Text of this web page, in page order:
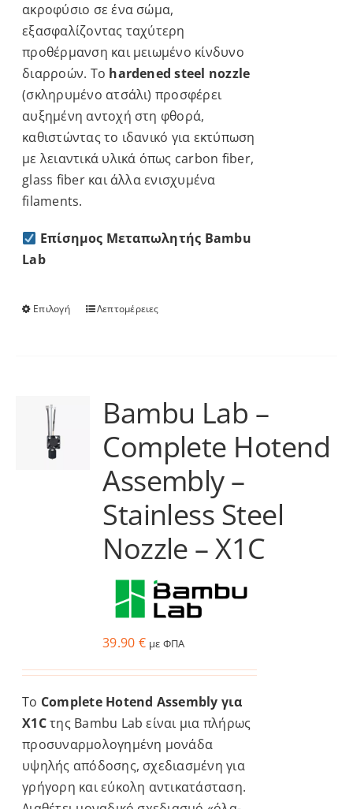
ακροφύσιο σε ένα σώμα,
εξασφαλίζοντας ταχύτερη
προθέρμανση και μειωμένο κίνδυνο
διαρροών. Το hardened steel nozzle
(σκληρυμένο ατσάλι) προσφέρει
αυξημένη αντοχή στη φθορά,
καθιστώντας το ιδανικό για εκτύπωση
με λειαντικά υλικά όπως carbon fiber,
glass fiber και άλλα ενισχυμένα
filaments.
Επίσημος Μεταπωλητής Bambu
Lab
Επιλογή
Αυτό
παραλλαγές.
επιλογές
μπορούν
επιλεγούν
στη
προϊόντος
Λεπτομέρειες
Bambu Lab –
Complete Hotend
Assembly –
Stainless Steel
Nozzle – X1C
39.90 € με ΦΠΑ
Το Complete Hotend Assembly για
X1Cτης Bambu Lab είναι μια πλήρως
προσυναρμολογημένη μονάδα
υψηλής απόδοσης, σχεδιασμένη για
γρήγορη και εύκολη αντικατάσταση.